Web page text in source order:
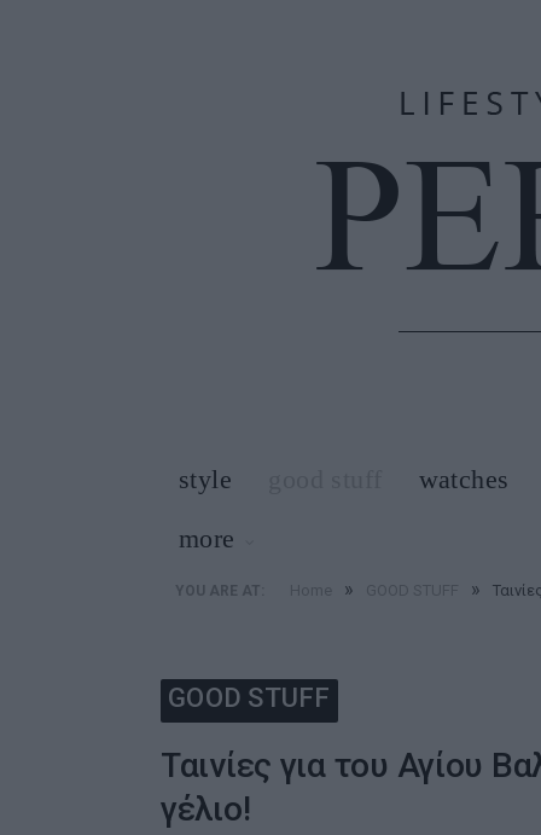
style watches
more
YOU ARE AT: » »
GOOD STUFF
Ταινίες για του Αγίου
γέλιο!